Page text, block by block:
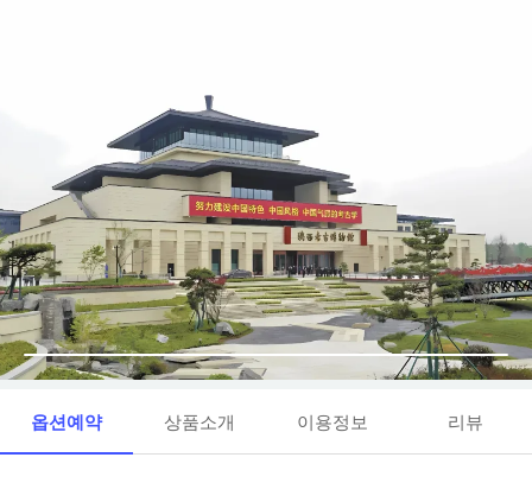
옵션예약 상품소개 이용정보 리뷰